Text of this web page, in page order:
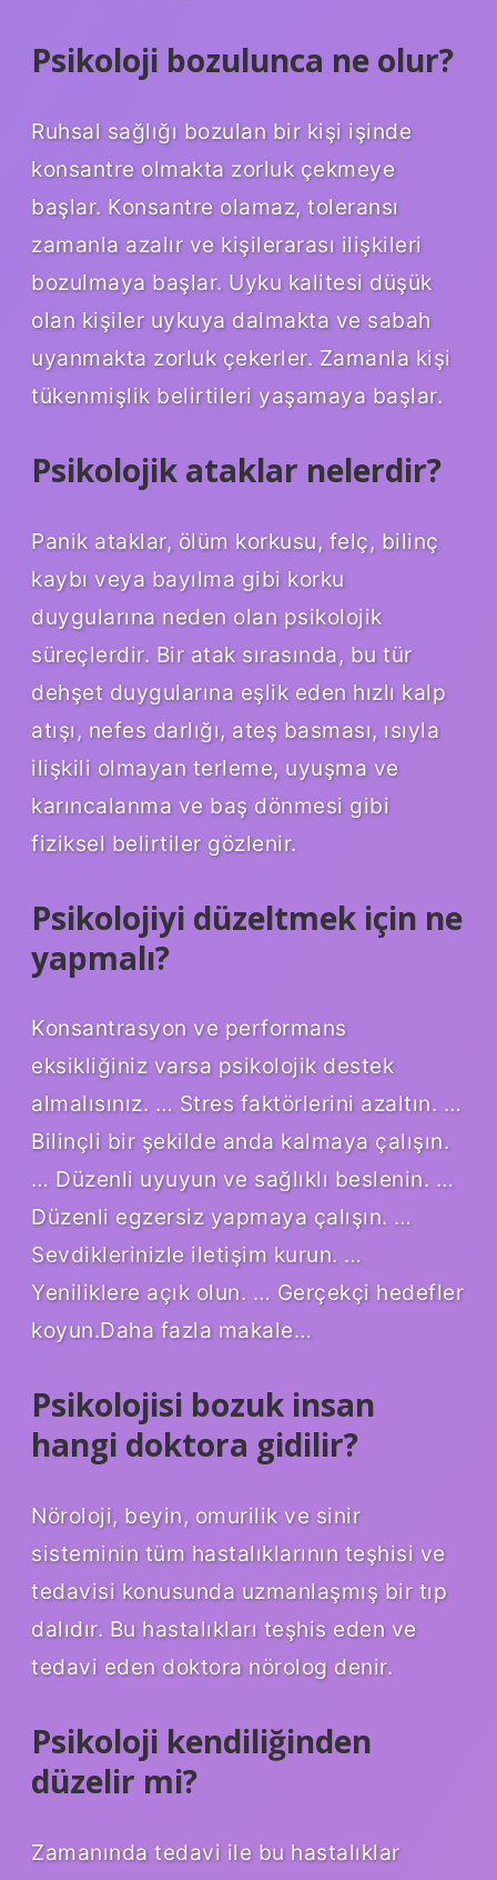
Psikoloji bozulunca ne olur?
Ruhsal sağlığı bozulan bir kişi işinde
konsantre olmakta zorluk çekmeye
başlar. Konsantre olamaz, toleransı
zamanla azalır ve kişilerarası ilişkileri
bozulmaya başlar. Uyku kalitesi düşük
olan kişiler uykuya dalmakta ve sabah
uyanmakta zorluk çekerler. Zamanla kişi
tükenmişlik belirtileri yaşamaya başlar.
Psikolojik ataklar nelerdir?
Panik ataklar, ölüm korkusu, felç, bilinç
kaybı veya bayılma gibi korku
duygularına neden olan psikolojik
süreçlerdir. Bir atak sırasında, bu tür
dehşet duygularına eşlik eden hızlı kalp
atışı, nefes darlığı, ateş basması, ısıyla
ilişkili olmayan terleme, uyuşma ve
karıncalanma ve baş dönmesi gibi
fiziksel belirtiler gözlenir.
Psikolojiyi düzeltmek için ne
yapmalı?
Konsantrasyon ve performans
eksikliğiniz varsa psikolojik destek
almalısınız. … Stres faktörlerini azaltın. …
Bilinçli bir şekilde anda kalmaya çalışın.
… Düzenli uyuyun ve sağlıklı beslenin. …
Düzenli egzersiz yapmaya çalışın. …
Sevdiklerinizle iletişim kurun. …
Yeniliklere açık olun. … Gerçekçi hedefler
koyun.Daha fazla makale…
Psikolojisi bozuk insan
hangi doktora gidilir?
Nöroloji, beyin, omurilik ve sinir
sisteminin tüm hastalıklarının teşhisi ve
tedavisi konusunda uzmanlaşmış bir tıp
dalıdır. Bu hastalıkları teşhis eden ve
tedavi eden doktora nörolog denir.
Psikoloji kendiliğinden
düzelir mi?
Zamanında tedavi ile bu hastalıklar